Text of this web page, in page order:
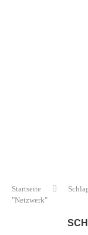
Startseite
"Netzwerk"